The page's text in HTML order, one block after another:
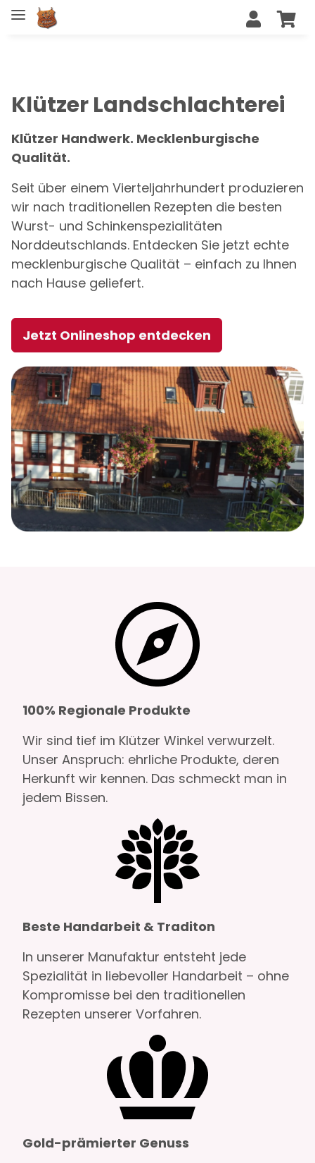
Klützer Landschlachterei
Klützer Handwerk. Mecklenburgische
Qualität.
Seit über einem Vierteljahrhundert produzieren
wir nach traditionellen Rezepten die besten
Wurst- und Schinkenspezialitäten
Norddeutschlands. Entdecken Sie jetzt echte
mecklenburgische Qualität – einfach zu Ihnen
nach Hause geliefert.
Jetzt Onlineshop entdecken
100% Regionale Produkte
Wir sind tief im Klützer Winkel verwurzelt.
Unser Anspruch: ehrliche Produkte, deren
Herkunft wir kennen. Das schmeckt man in
jedem Bissen.
Beste Handarbeit & Traditon
In unserer Manufaktur entsteht jede
Spezialität in liebevoller Handarbeit – ohne
Kompromisse bei den traditionellen
Rezepten unserer Vorfahren.
Gold-prämierter Genuss